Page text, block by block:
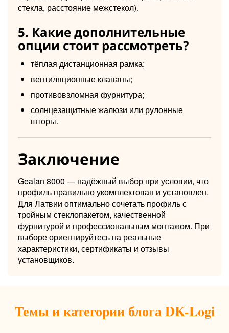
стекла, расстояние межстекол).
5. Какие дополнительные
опции стоит рассмотреть?
тёплая дистанционная рамка;
вентиляционные клапаны;
противовзломная фурнитура;
солнцезащитные жалюзи или рулонные
шторы.
Заключение
Gealan 8000 — надёжный выбор при условии, что
профиль правильно укомплектован и установлен.
Для Латвии оптимально сочетать профиль с
тройным стеклопакетом, качественной
фурнитурой и профессиональным монтажом. При
выборе ориентируйтесь на реальные
характеристики, сертификаты и отзывы
установщиков.
Темы и категории блога DK-Logi